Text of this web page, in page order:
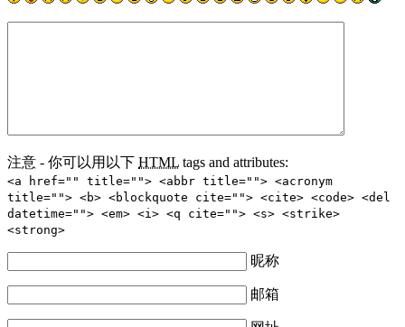
注意 - 你可以用以下 HTML tags and attributes:
<a href="" title=""> <abbr title=""> <acronym
title=""> <b> <blockquote cite=""> <cite> <code> <del
datetime=""> <em> <i> <q cite=""> <s> <strike>
<strong>
昵称
邮箱